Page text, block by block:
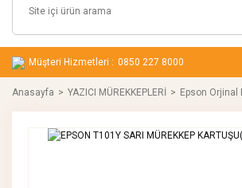
Müşteri Hizmetleri : 0850 227 8000
Anasayfa YAZICI MÜREKKEPLERİ Epson Orjinal